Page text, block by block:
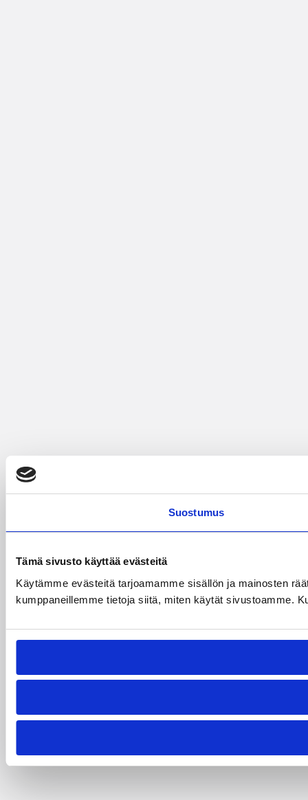
Suostumus
Tämä sivusto käyttää evästeitä
Käytämme evästeitä tarjoamamme sisällön ja mainosten
kumppaneillemme tietoja siitä, miten käytät sivustoamme.